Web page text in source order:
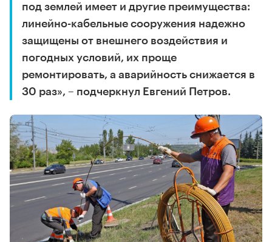
под землей имеет и другие преимущества:
линейно-кабельные сооружения надежно
защищены от внешнего воздействия и
погодных условий, их проще
ремонтировать, а аварийность снижается в
30 раз», – подчеркнул Евгений Петров.